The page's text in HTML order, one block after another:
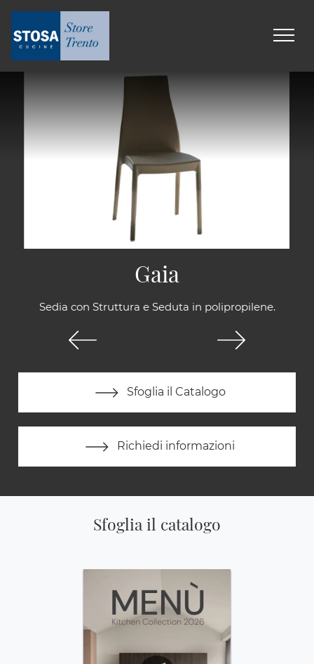
Sedia con Struttura e Seduta in polipropilene.
Sfoglia il Catalogo
Richiedi informazioni
Gaia
Sfoglia il catalogo